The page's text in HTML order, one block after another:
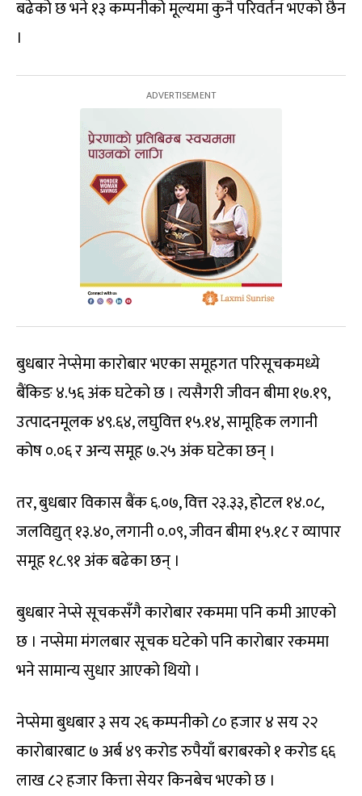
बढेको छ भने १३ कम्पनीको मूल्यमा कुनै परिवर्तन भएको छैन
।
बुधबार नेप्सेमा कारोबार भएका समूहगत परिसूचकमध्ये
बैंकिङ ४.५६ अंक घटेको छ । त्यसैगरी जीवन बीमा १७.१९,
उत्पादनमूलक ४९.६४, लघुवित्त १५.१४, सामूहिक लगानी
कोष ०.०६ र अन्य समूह ७.२५ अंक घटेका छन् ।
तर, बुधबार विकास बैंक ६.०७, वित्त २३.३३, होटल १४.०८,
जलविद्युत् १३.४०, लगानी ०.०९, जीवन बीमा १५.१८ र व्यापार
समूह १८.९१ अंक बढेका छन् ।
बुधबार नेप्से सूचकसँगै कारोबार रकममा पनि कमी आएको
छ । नप्सेमा मंगलबार सूचक घटेको पनि कारोबार रकममा
भने सामान्य सुधार आएको थियो ।
नेप्सेमा बुधबार ३ सय २६ कम्पनीको ८० हजार ४ सय २२
कारोबारबाट ७ अर्ब ४९ करोड रुपैयाँ बराबरको १ करोड ६६
लाख ८२ हजार कित्ता सेयर किनबेच भएको छ ।